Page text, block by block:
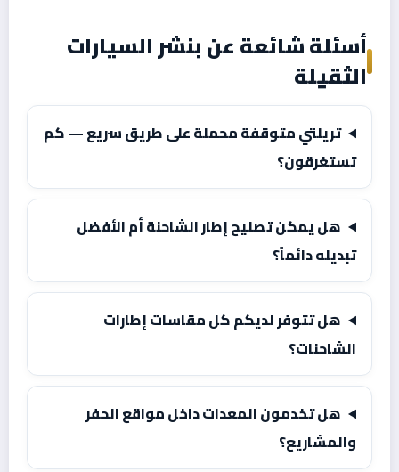
أسئلة شائعة عن بنشر السيارات
الثقيلة
تريلتي متوقفة محملة على طريق سريع — كم
تستغرقون؟
هل يمكن تصليح إطار الشاحنة أم الأفضل
تبديله دائماً؟
هل تتوفر لديكم كل مقاسات إطارات
الشاحنات؟
هل تخدمون المعدات داخل مواقع الحفر
والمشاريع؟